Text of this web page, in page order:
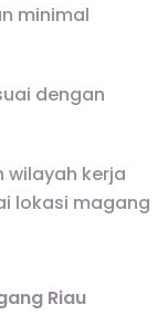
minimal
dengan
wilayah kerja
lokasi magang
Riau